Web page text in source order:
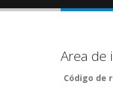
Area de
Código de